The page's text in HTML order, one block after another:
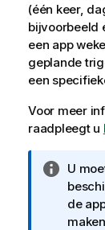
(één keer,
bijvoorbeeld
een app
geplande
een
Voor meer
raadpleegt u
I
n
f
o
U
de